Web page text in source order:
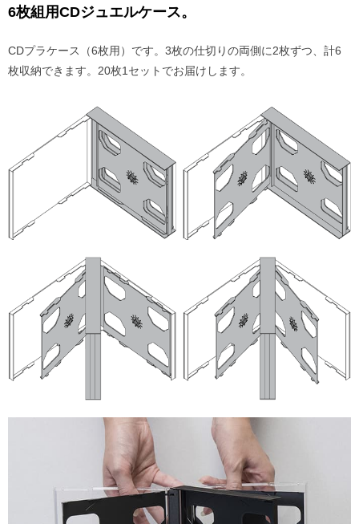
6枚組用CDジュエルケース。
CDプラケース（6枚用）です。3枚の仕切りの両側に2枚ずつ、計6
枚収納できます。20枚1セットでお届けします。